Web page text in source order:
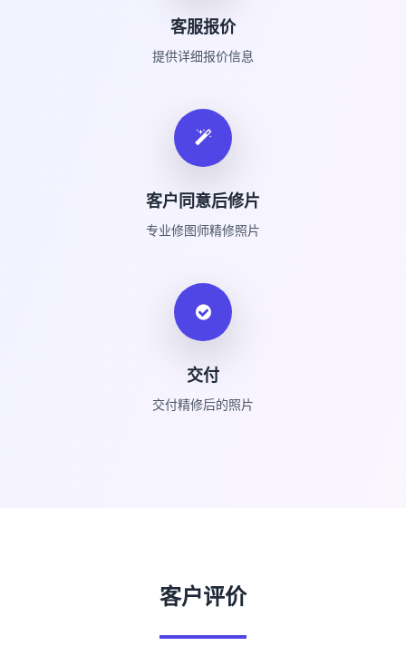
客服报价
提供详细报价信息
客户同意后修片
专业修图师精修照片
交付
交付精修后的照片
客户评价